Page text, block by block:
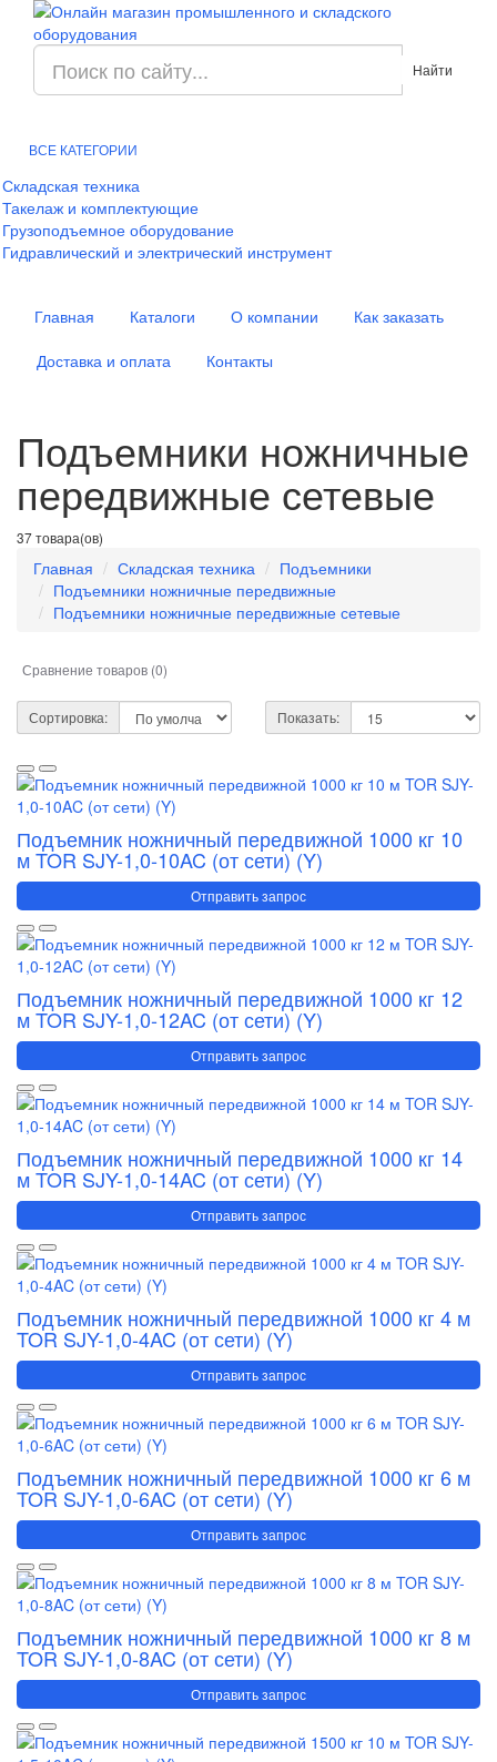
Найти
ВСЕ КАТЕГОРИИ
Складская техника
Такелаж и комплектующие
Грузоподъемное оборудование
Гидравлический и электрический инструмент
Главная Каталоги О компании
Как заказать
Доставка и оплата
Контакты
Подъемники ножничные
передвижные сетевые
37 товара(ов)
Главная Складская техника
Подъемники
Подъемники ножничные передвижные
Подъемники ножничные передвижные сетевые
Сравнение товаров (0)
Сортировка: Показать:
Подъемник ножничный передвижной 1000 кг 10
м TOR SJY-1,0-10AC (от сети) (Y)
Отправить запрос
Подъемник ножничный передвижной 1000 кг 12
м TOR SJY-1,0-12AC (от сети) (Y)
Отправить запрос
Подъемник ножничный передвижной 1000 кг 14
м TOR SJY-1,0-14AC (от сети) (Y)
Отправить запрос
Подъемник ножничный передвижной 1000 кг 4 м
TOR SJY-1,0-4AC (от сети) (Y)
Отправить запрос
Подъемник ножничный передвижной 1000 кг 6 м
TOR SJY-1,0-6AC (от сети) (Y)
Отправить запрос
Подъемник ножничный передвижной 1000 кг 8 м
TOR SJY-1,0-8AC (от сети) (Y)
Отправить запрос